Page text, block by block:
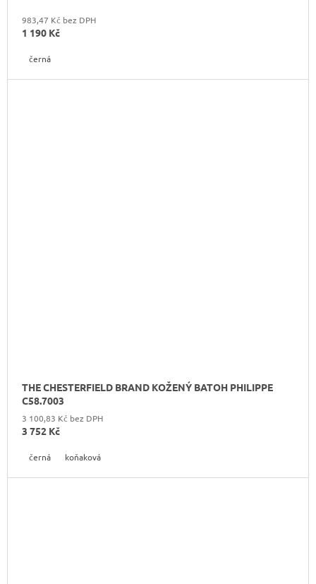
983,47 Kč bez DPH
1 190 Kč
černá
THE CHESTERFIELD BRAND KOŽENÝ BATOH PHILIPPE
C58.7003
3 100,83 Kč bez DPH
3 752 Kč
černá koňaková